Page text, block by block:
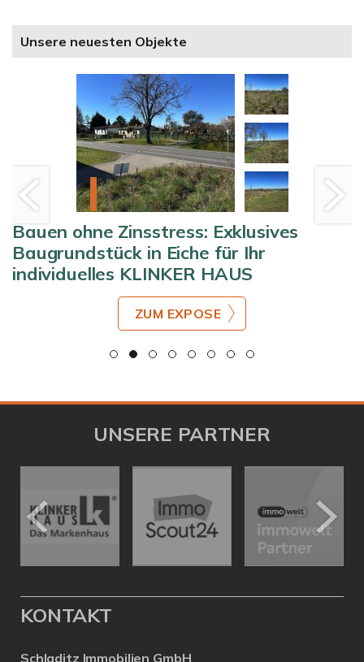
Unsere neuesten Objekte
Bauen ohne Zinsstress: Exklusives
Baugrundstück in Eiche für Ihr
individuelles KLINKER HAUS
ZUM EXPOSE
UNSERE PARTNER
KONTAKT
Schladitz Immobilien GmbH